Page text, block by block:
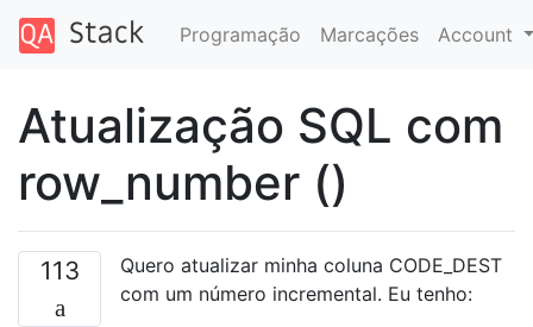
Programação Marcações Account
Atualização SQL com
row_number ()
113
Quero atualizar minha coluna CODE_DEST
com um número incremental. Eu tenho: